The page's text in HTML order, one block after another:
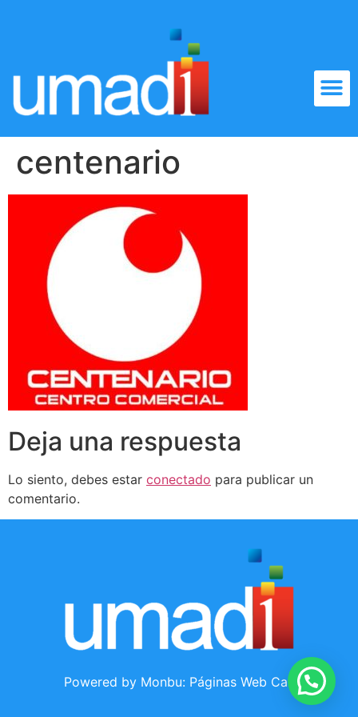
centenario
Deja una respuesta
Lo siento, debes estar conectado para publicar un
comentario.
Powered by Monbu: Páginas Web Cali